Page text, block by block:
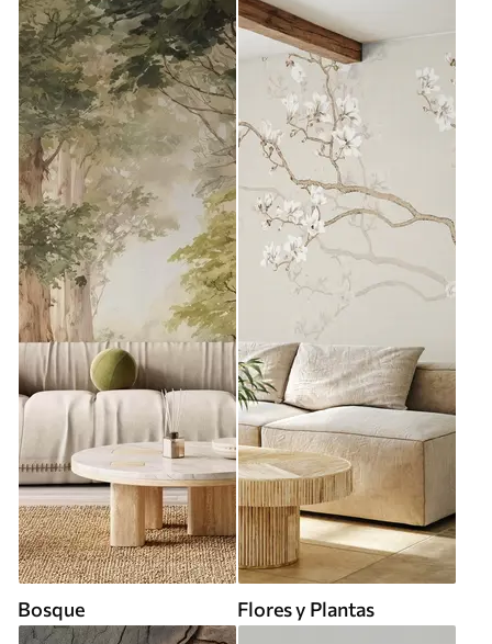
Bosque Flores y Plantas